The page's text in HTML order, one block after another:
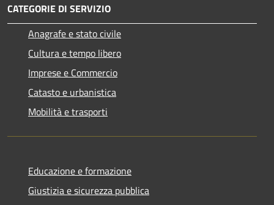
CATEGORIE DI SERVIZIO
Anagrafe e stato civile
Cultura e tempo libero
Imprese e Commercio
Catasto e urbanistica
Mobilità e trasporti
Educazione e formazione
Giustizia e sicurezza pubblica